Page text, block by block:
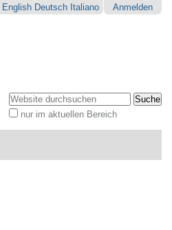
Anmelden
English Deutsch Italiano
Website durchsuchen
nur im aktuellen Bereich